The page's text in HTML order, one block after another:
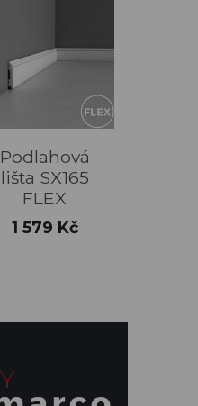
Podlahová
lišta SX165
FLEX
Cena
1 579 Kč